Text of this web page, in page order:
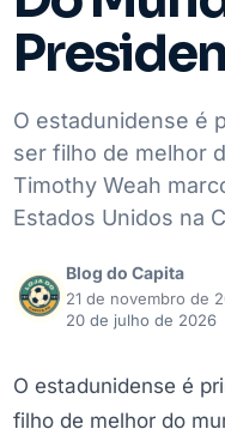
O estadunidense é
ser filho de melhor
Timothy Weah
Estados Unidos na
Blog do Capita
21 de novembro de
20 de julho de 2026
O estadunidense é
filho de melhor do